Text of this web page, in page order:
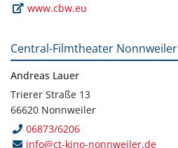
www.cbw.eu
Central-Filmtheater Nonnweiler
Andreas Lauer
Trierer Straße 13
66620 Nonnweiler
06873/6206
info@ct-kino-nonnweiler.de